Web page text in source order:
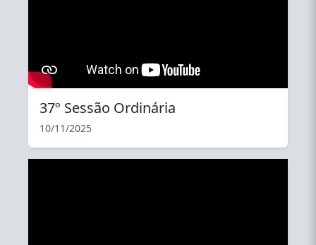
37º Sessão Ordinária
10/11/2025